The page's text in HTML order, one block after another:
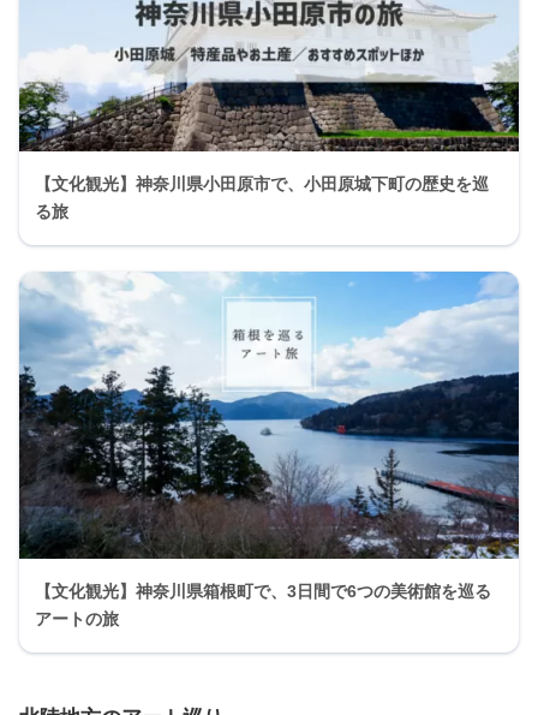
【文化観光】神奈川県小田原市で、小田原城下町の歴史を巡
る旅
【文化観光】神奈川県箱根町で、3日間で6つの美術館を巡る
アートの旅